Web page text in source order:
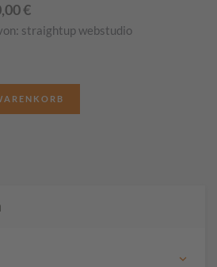
€
straightup webstudio